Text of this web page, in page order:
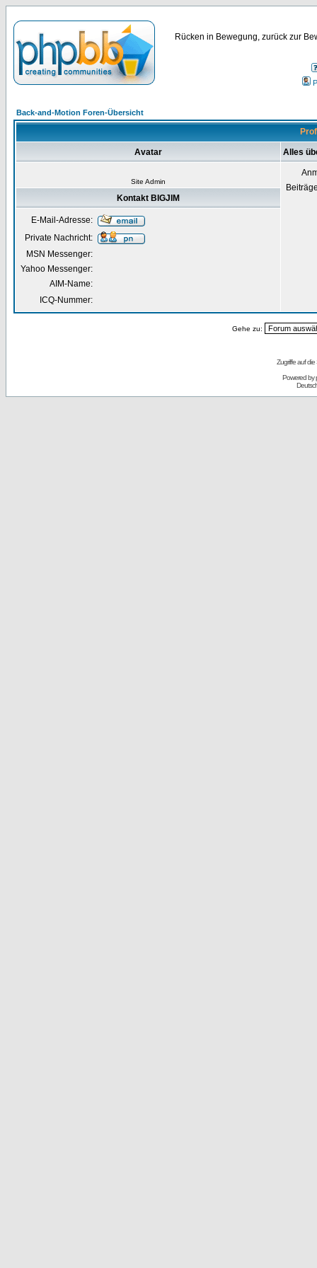
Rücken in Bewegung, zurück zur
Back-and-Motion Foren-Übersicht
Avatar Alles
Site Admin
Kontakt BIGJIM
E-Mail-Adresse:
Private Nachricht:
MSN Messenger:
Yahoo Messenger:
AIM-Name:
ICQ-Nummer:
Gehe zu:
Zugriffe auf
Powered by